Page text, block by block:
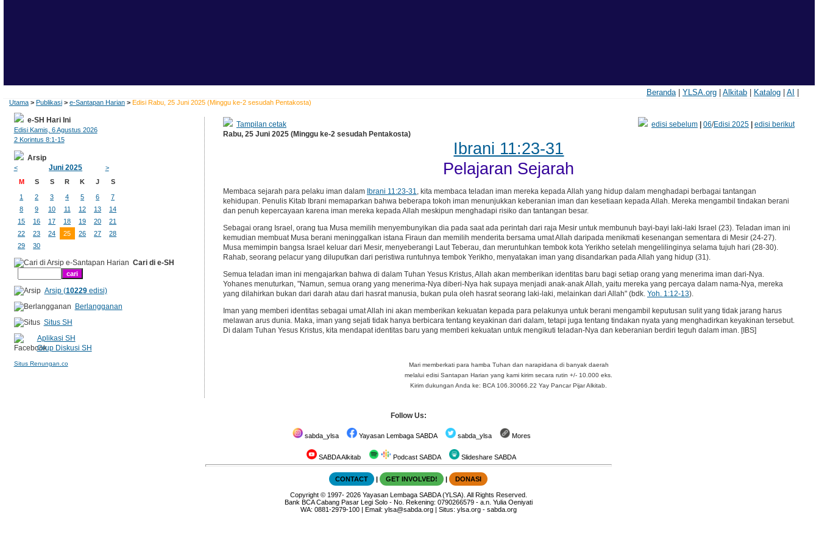
Beranda| YLSA.org| Alkitab| Katalog| AI
Utama > Publikasi > e-Santapan Harian > Edisi Rabu, 25 Juni 2025 (Minggu ke-2 sesudah Pentakosta)
Tampilan cetak edisi sebelum| 06/Edisi 2025| edisi berikut
Rabu, 25 Juni 2025 (Minggu ke-2 sesudah Pentakosta)
Ibrani 11:23-31
Pelajaran Sejarah
Membaca sejarah para pelaku iman dalam Ibrani 11:23-31, kita membaca teladan iman mereka kepada Allah yang hidup dalam menghadapi berbagai tantangan
kehidupan. Penulis Kitab Ibrani memaparkan bahwa beberapa tokoh iman menunjukkan keberanian iman dan kesetiaan kepada Allah. Mereka mengambil tindakan berani
dan penuh kepercayaan karena iman mereka kepada Allah meskipun menghadapi risiko dan tantangan besar.
Sebagai orang Israel, orang tua Musa memilih menyembunyikan dia pada saat ada perintah dari raja Mesir untuk membunuh bayi-bayi laki-laki Israel (23). Teladan iman ini
kemudian membuat Musa berani meninggalkan istana Firaun dan memilih menderita bersama umat Allah daripada menikmati kesenangan sementara di Mesir (24-27).
Musa memimpin bangsa Israel keluar dari Mesir, menyeberangi Laut Teberau, dan meruntuhkan tembok kota Yerikho setelah mengelilinginya selama tujuh hari (28-30).
Rahab, seorang pelacur yang diluputkan dari peristiwa runtuhnya tembok Yerikho, menyatakan iman yang disandarkan pada Allah yang hidup (31).
Semua teladan iman ini mengajarkan bahwa di dalam Tuhan Yesus Kristus, Allah akan memberikan identitas baru bagi setiap orang yang menerima iman dari-Nya.
Yohanes menuturkan, "Namun, semua orang yang menerima-Nya diberi-Nya hak supaya menjadi anak-anak Allah, yaitu mereka yang percaya dalam nama-Nya, mereka
yang dilahirkan bukan dari darah atau dari hasrat manusia, bukan pula oleh hasrat seorang laki-laki, melainkan dari Allah" (bdk. Yoh. 1:12-13).
Iman yang memberi identitas sebagai umat Allah ini akan memberikan kekuatan kepada para pelakunya untuk berani mengambil keputusan sulit yang tidak jarang harus
melawan arus dunia. Maka, iman yang sejati tidak hanya berbicara tentang keyakinan dari dalam, tetapi juga tentang tindakan nyata yang menghadirkan keyakinan tersebut.
Di dalam Tuhan Yesus Kristus, kita mendapat identitas baru yang memberi kekuatan untuk mengikuti teladan-Nya dan keberanian berdiri teguh dalam iman. [IBS]
Mari memberkati para hamba Tuhan dan narapidana di banyak daerah
melalui edisi Santapan Harian yang kami kirim secara rutin +/- 10.000 eks.
Kirim dukungan Anda ke: BCA 106.30066.22 Yay Pancar Pijar Alkitab.
e-SH Hari Ini
Edisi Kamis, 6 Agustus 2026
2 Korintus 8:1-15
Arsip
< Juni 2025
>
M
S S R K J S
1 2 3 4 5 6
7
8
9 10 11 12 13
14
15
16 17 18 19 20
21
22
23 24 25 26 27
28
29
30
Cari di e-SH
Arsip (10229edisi)
Berlangganan
Situs SH
Aplikasi SH
Grup Diskusi SH
Situs Renungan.co
Follow Us:
sabda_ylsa Yayasan Lembaga SABDA sabda_ylsa Mores
SABDA Alkitab Podcast SABDA Slideshare SABDA
CONTACT | GET INVOLVED! | DONASI
Copyright© 1997- 2026 Yayasan Lembaga SABDA (YLSA). All Rights Reserved.
Bank BCA Cabang Pasar Legi Solo - No. Rekening: 0790266579 - a.n. Yulia Oeniyati
WA: 0881-2979-100| Email: ylsa@sabda.org| Situs: ylsa.org- sabda.org